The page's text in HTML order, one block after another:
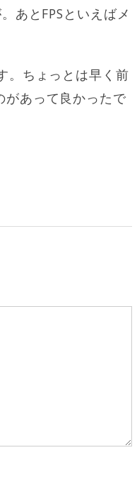
あとFPSといえばメ
。ちょっとは早く前
があって良かったで